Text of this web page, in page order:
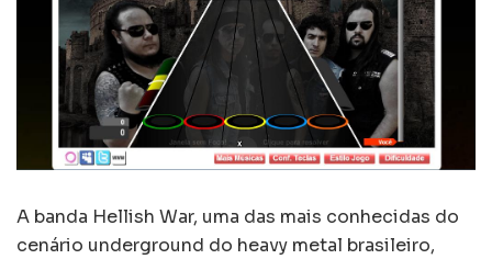
A banda Hellish War, uma das mais conhecidas do
cenário underground do heavy metal brasileiro,